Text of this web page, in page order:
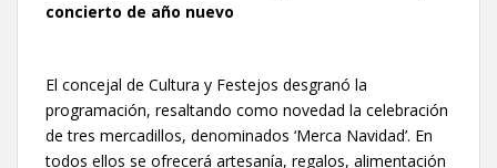
concierto de año nuevo
El concejal de Cultura y Festejos desgranó la
programación, resaltando como novedad la celebración
de tres mercadillos, denominados ‘Merca Navidad’. En
todos ellos se ofrecerá artesanía, regalos, alimentación